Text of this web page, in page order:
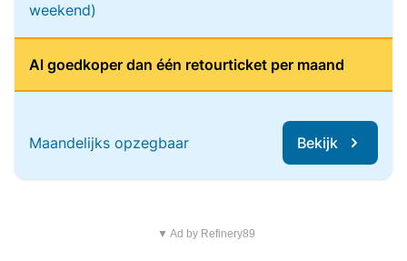
weekend)
Al goedkoper dan één retourticket per maand
Maandelijks opzegbaar Bekijk
▼ Ad by Refinery89